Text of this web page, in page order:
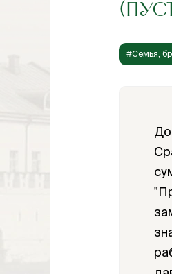
#Семья,